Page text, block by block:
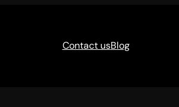
Contact usBlog